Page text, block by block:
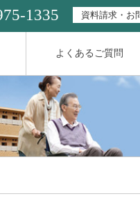
よくあるご質問
1335 資料請求・お